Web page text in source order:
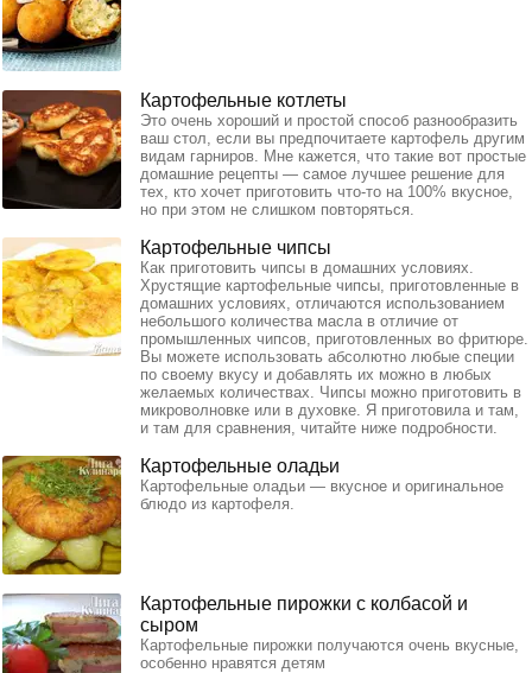
Картофельные котлеты
Это очень хороший и простой способ разнообразить
ваш стол, если вы предпочитаете картофель другим
видам гарниров. Мне кажется, что такие вот простые
домашние рецепты — самое лучшее решение для
тех, кто хочет приготовить что-то на 100% вкусное,
но при этом не слишком повторяться.
Картофельные чипсы
Как приготовить чипсы в домашних условиях.
Хрустящие картофельные чипсы, приготовленные в
домашних условиях, отличаются использованием
небольшого количества масла в отличие от
промышленных чипсов, приготовленных во фритюре.
Вы можете использовать абсолютно любые специи
по своему вкусу и добавлять их можно в любых
желаемых количествах. Чипсы можно приготовить в
микроволновке или в духовке. Я приготовила и там,
и там для сравнения, читайте ниже подробности.
Картофельные оладьи
Картофельные оладьи — вкусное и оригинальное
блюдо из картофеля.
Картофельные пирожки с колбасой и
сыром
Картофельные пирожки получаются очень вкусные,
особенно нравятся детям